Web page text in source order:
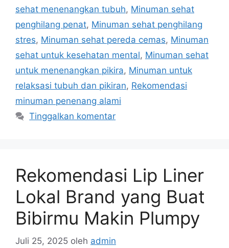
sehat menenangkan tubuh, Minuman sehat
penghilang penat, Minuman sehat penghilang
stres, Minuman sehat pereda cemas, Minuman
sehat untuk kesehatan mental, Minuman sehat
untuk menenangkan pikira, Minuman untuk
relaksasi tubuh dan pikiran, Rekomendasi
minuman penenang alami
Tinggalkan komentar
Rekomendasi Lip Liner
Lokal Brand yang Buat
Bibirmu Makin Plumpy
Juli 25, 2025 oleh admin